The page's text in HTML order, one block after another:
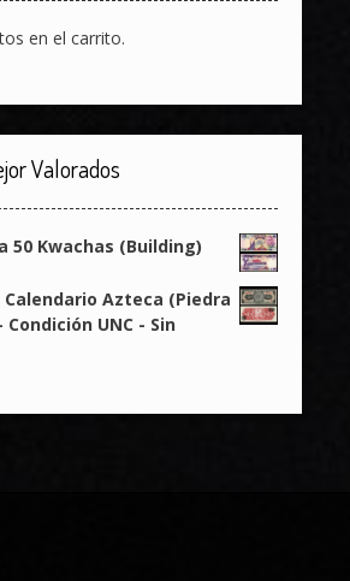
en el carrito.
Valorados
50 Kwachas (Building)
Azteca (Piedra
Condición UNC - Sin